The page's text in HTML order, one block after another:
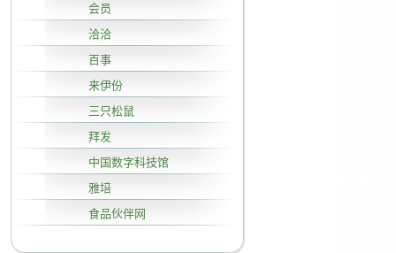
会员
洽洽
百事
来伊份
三只松鼠
拜发
中国数字科技馆
雅培
食品伙伴网